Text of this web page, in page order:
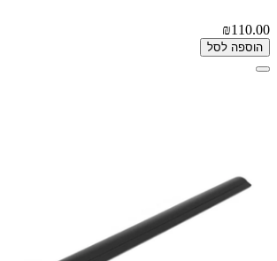
₪110.00
הוספה לסל